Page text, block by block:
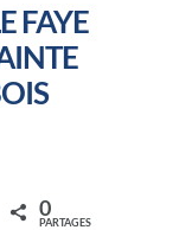
FAYE
0
PARTAGES